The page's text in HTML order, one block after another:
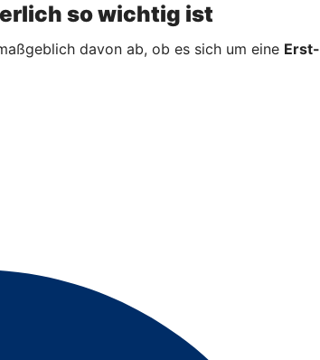
so wichtig ist
davon ab, ob es sich um eine Erst-